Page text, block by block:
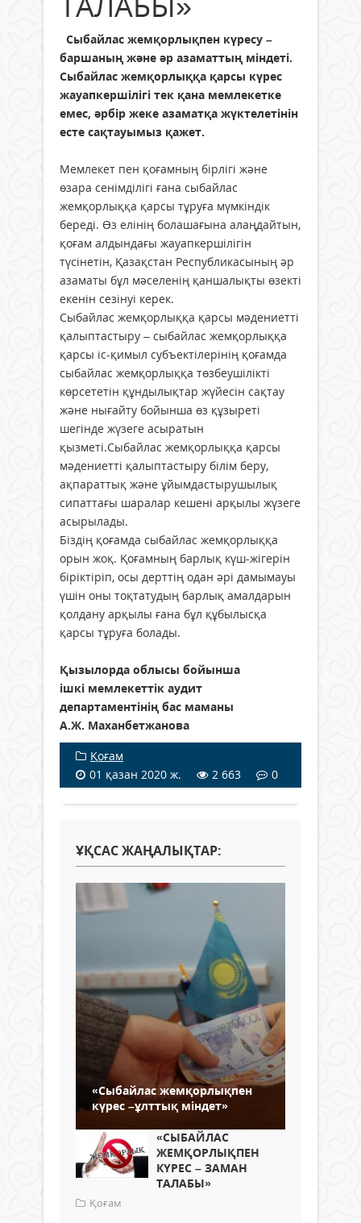
Сыбайлас жемқорлықпен күресу –
баршаның және әр азаматтың міндеті.
Сыбайлас жемқорлыққа қарсы күрес
жауапкершілігі тек қана мемлекетке
емес, әрбір жеке азаматқа жүктелетінін
есте сақтауымыз қажет.
Мемлекет пен қоғамның бірлігі және
өзара сенімділігі ғана сыбайлас
жемқорлыққа қарсы тұруға мүмкіндік
береді. Өз елінің болашағына алаңдайтын,
қоғам алдындағы жауапкершілігін
түсінетін, Қазақстан Республикасының әр
азаматы бұл мәселенің қаншалықты өзекті
екенін сезінуі керек.
Сыбайлас жемқорлыққа қарсы мәдениетті
қалыптастыру – сыбайлас жемқорлыққа
қарсы іс-қимыл субъектілерінің қоғамда
сыбайлас жемқорлыққа төзбеушілікті
көрсететін құндылықтар жүйесін сақтау
және нығайту бойынша өз құзыреті
шегінде жүзеге асыратын
қызметі.Сыбайлас жемқорлыққа қарсы
мәдениетті қалыптастыру білім беру,
ақпараттық және ұйымдастырушылық
сипаттағы шаралар кешені арқылы жүзеге
асырылады.
Біздің қоғамда сыбайлас жемқорлыққа
орын жоқ. Қоғамның барлық күш-жігерін
біріктіріп, осы дерттің одан әрі дамымауы
үшін оны тоқтатудың барлық амалдарын
қолдану арқылы ғана бұл құбылысқа
қарсы тұруға болады.
Қызылорда облысы бойынша
ішкі мемлекеттік аудит
департаментінің бас маманы
А.Ж. Маханбетжанова
Қоғам
01 қазан 2020 ж.
2 663 0
ҰҚСАС ЖАҢАЛЫҚТАР:
«Сыбайлас жемқорлықпен
күрес –ұлттық міндет»
«СЫБАЙЛАС
ЖЕМҚОРЛЫҚПЕН
КҮРЕС – ЗАМАН
ТАЛАБЫ»
Қоғам